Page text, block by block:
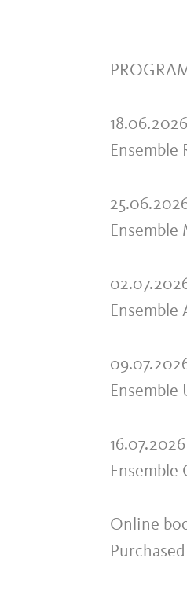
18.06.2026
Ensemble
Ensemble
Ensemble
Ensemble
16.07.2026
Ensemble
Online